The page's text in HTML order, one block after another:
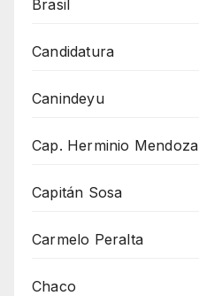
Brasil
Candidatura
Canindeyu
Cap. Herminio Mendoza
Capitán Sosa
Carmelo Peralta
Chaco